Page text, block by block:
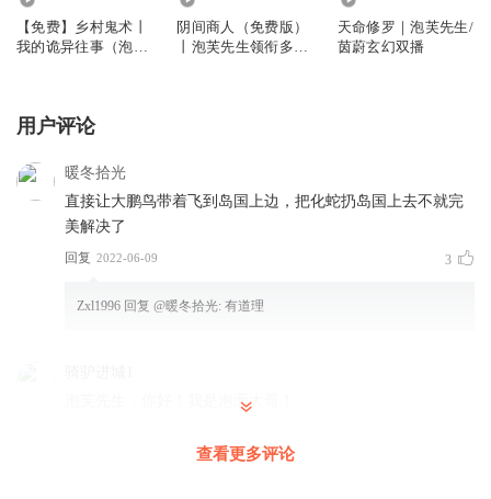
【免费】乡村鬼术丨
我的诡异往事（泡芙
阴间商人（免费版）
丨泡芙先生领衔多人
天命修罗｜泡芙先生/
茵蔚玄幻双播
用户评论
暖冬拾光
直接让大鹏鸟带着飞到岛国上边，把化蛇扔岛国上去不就完
美解决了
回复 2022-06-09 3
Zxl1996 回复 @暖冬拾光: 有道理
泡芙先生，你好！我是泡面大哥！
查看更多评论